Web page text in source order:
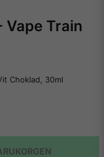
Vape Train
Choklad, 30ml